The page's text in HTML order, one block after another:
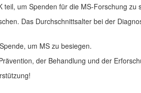
teil, um Spenden für die MS-Forschung zu
Das Durchschnittsalter bei der
um MS zu besiegen.
der Behandlung und der